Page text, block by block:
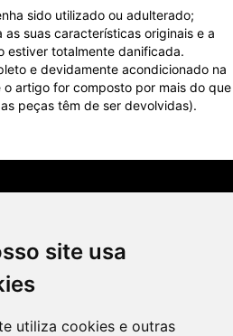
site usa
utiliza cookies e outras
sido utilizado ou adulterado;
suas características originais e a
estiver totalmente danificada.
e devidamente acondicionado na
o artigo for composto por mais do que
peças têm de ser devolvidas).
CONTA